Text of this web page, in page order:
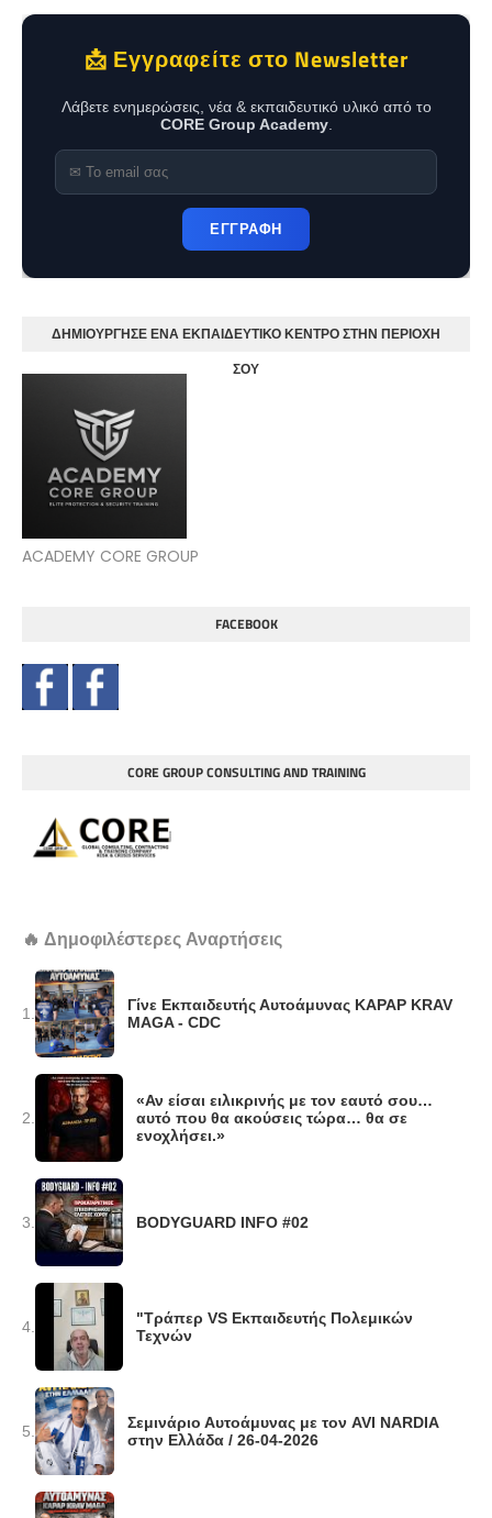
📩 Εγγραφείτε στο Newsletter
Λάβετε ενημερώσεις, νέα & εκπαιδευτικό υλικό από το
CORE Group Academy.
ΕΓΓΡΑΦΗ
ΔΗΜΙΟΥΡΓΗΣΕ ΕΝΑ ΕΚΠΑΙΔΕΥΤΙΚΟ ΚΕΝΤΡΟ ΣΤΗΝ ΠΕΡΙΟΧΗ
ΣΟΥ
ACADEMY CORE GROUP
FACEBOOK
CORE GROUP CONSULTING AND TRAINING
🔥 Δημοφιλέστερες Αναρτήσεις
1.
Γίνε Εκπαιδευτής Αυτοάμυνας KAPAP KRAV
MAGA - CDC
2.
«Αν είσαι ειλικρινής με τον εαυτό σου…
αυτό που θα ακούσεις τώρα… θα σε
ενοχλήσει.»
3. BODYGUARD INFO #02
4.
"Τράπερ VS Εκπαιδευτής Πολεμικών
Τεχνών
5.
Σεμινάριο Αυτοάμυνας με τον AVI NARDIA
στην Ελλάδα / 26-04-2026